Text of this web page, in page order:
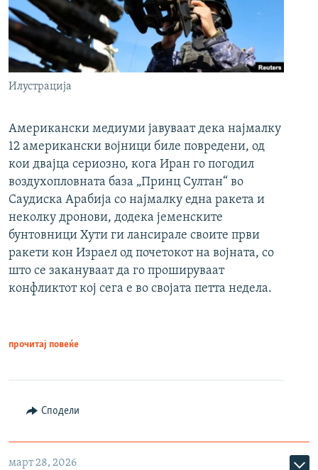
Илустрација
Американски медиуми јавуваат дека најмалку
12 американски војници биле повредени, од
кои двајца сериозно, кога Иран го погодил
воздухопловната база „Принц Султан“ во
Саудиска Арабија со најмалку една ракета и
неколку дронови, додека јеменските
бунтовници Хути ги лансирале своите први
ракети кон Израел од почетокот на војната, со
што се закануваат да го прошируваат
конфликтот кој сега е во својата петта недела.
прочитај повеќе
Сподели
март 28, 2026